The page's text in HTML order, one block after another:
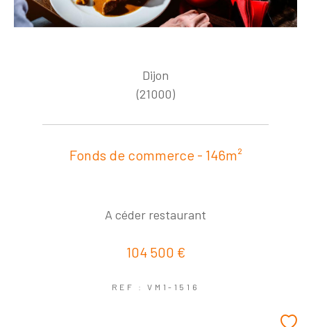
Dijon
(21000)
Fonds de commerce - 146m²
A céder restaurant
104 500 €
REF : VM1-1516